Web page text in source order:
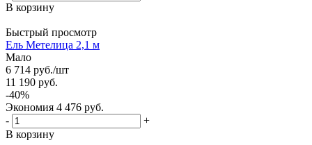
В корзину
Быстрый просмотр
Ель Метелица 2,1 м
Мало
6 714 руб./шт
11 190 руб.
-40%
Экономия 4 476 руб.
-
+
В корзину